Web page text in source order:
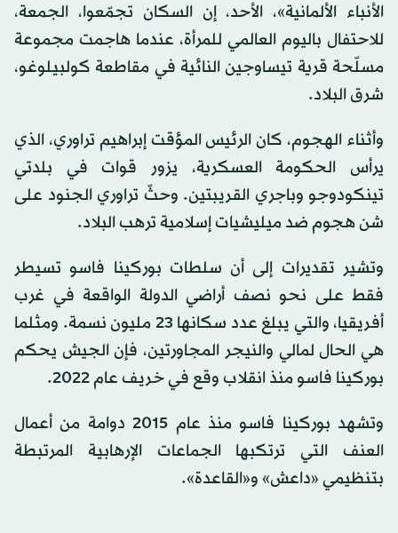
الأنباء الألمانية»، الأحد، إن السكان تجمّعوا، الجمعة،
للاحتفال باليوم العالمي للمرأة، عندما هاجمت مجموعة
مسلّحة قرية تيساوجين النائية في مقاطعة كولبيلوغو،
شرق البلاد.
وأثناء الهجوم، كان الرئيس المؤقت إبراهيم تراوري، الذي
يرأس الحكومة العسكرية، يزور قوات في بلدتي
تينكودوجو وباجري القريبتين. وحثّ تراوري الجنود على
شن هجوم ضد ميليشيات إسلامية ترهب البلاد.
وتشير تقديرات إلى أن سلطات بوركينا فاسو تسيطر
فقط على نحو نصف أراضي الدولة الواقعة في غرب
أفريقيا، والتي يبلغ عدد سكانها 23 مليون نسمة. ومثلما
هي الحال لمالي والنيجر المجاورتين، فإن الجيش يحكم
بوركينا فاسو منذ انقلاب وقع في خريف عام 2022.
وتشهد بوركينا فاسو منذ عام 2015 دوامة من أعمال
العنف التي ترتكبها الجماعات الإرهابية المرتبطة
بتنظيمي «داعش» و«القاعدة».